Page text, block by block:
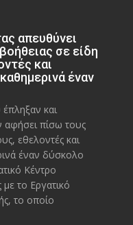
απευθύνει
σε είδη
και
έναν
και
αφήσει πίσω τους
εθελοντές και
έναν δύσκολο
Κέντρο
με το Εργατικό
το οποίο